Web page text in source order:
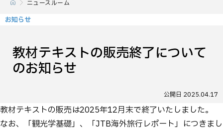
ニュースルーム
お知らせ
教材テキストの販売終了について
のお知らせ
公開日 2025.04.17
教材テキストの販売は2025年12月末で終了いたしました。
なお、「観光学基礎」、「JTB海外旅行レポート」につきまし